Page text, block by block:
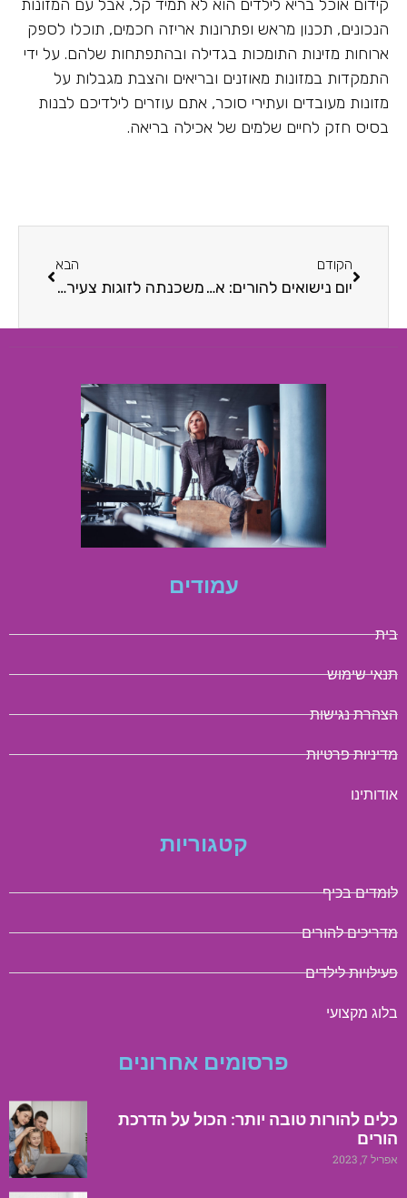
קידום אוכל בריא לילדים הוא לא תמיד קל, אבל עם המזונות
הנכונים, תכנון מראש ופתרונות אריזה חכמים, תוכלו לספק
ארוחות מזינות התומכות בגדילה ובהתפתחות שלהם. על ידי
התמקדות במזונות מאוזנים ובריאים והצבת מגבלות על
מזונות מעובדים ועתירי סוכר, אתם עוזרים לילדיכם לבנות
בסיס חזק לחיים שלמים של אכילה בריאה.
הקודם
יום נישואים להורים: אל תשכחו את הזוגיות בתוך ההורות
הבא
משכנתה לזוגות צעירים – כך תבטיחו עתיד טוב לילדיכם
עמודים
בית
תנאי שימוש
הצהרת נגישות
מדיניות פרטיות
אודותינו
קטגוריות
לומדים בכיף
מדריכים להורים
פעילויות לילדים
בלוג מקצועי
פרסומים אחרונים
כלים להורות טובה יותר: הכול על הדרכת
הורים
אפריל 7, 2023